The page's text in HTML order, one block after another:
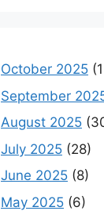
October 2025
September
August 2025
July 2025 (28)
June 2025 (8)
May 2025 (6)